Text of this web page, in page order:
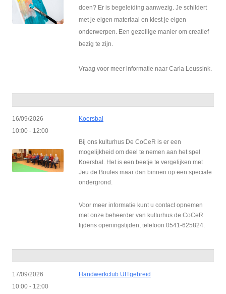
doen? Er is begeleiding aanwezig. Je schildert
met je eigen materiaal en kiest je eigen
onderwerpen. Een gezellige manier om creatief
bezig te zijn.
Vraag voor meer informatie naar Carla Leussink.
16/09/2026
10:00 - 12:00
Koersbal
Bij ons kulturhus De CoCeR is er een
mogelijkheid om deel te nemen aan het spel
Koersbal. Het is een beetje te vergelijken met
Jeu de Boules maar dan binnen op een speciale
ondergrond.
Voor meer informatie kunt u contact opnemen
met onze beheerder van kulturhus de CoCeR
tijdens openingstijden, telefoon 0541-625824.
17/09/2026
10:00 - 12:00
Handwerkclub UITgebreid